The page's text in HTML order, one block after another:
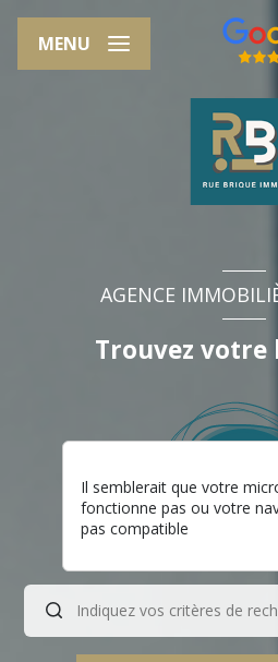
MENU
AGENCE
Trouvez votre
Il semblerait que votre
fonctionne pas ou votre
pas compatible